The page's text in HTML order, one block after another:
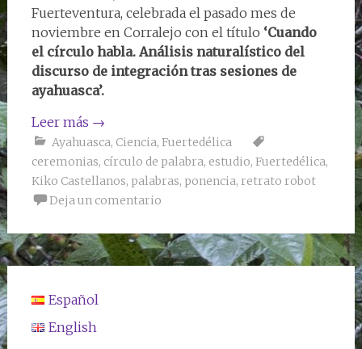
Fuerteventura, celebrada el pasado mes de
noviembre en Corralejo con el título ‘Cuando
el círculo habla. Análisis naturalístico del
discurso de integración tras sesiones de
ayahuasca’.
Leer más →
Ayahuasca, Ciencia, Fuertedélica
ceremonias, círculo de palabra, estudio, Fuertedélica,
Kiko Castellanos, palabras, ponencia, retrato robot
Deja un comentario
Español
English